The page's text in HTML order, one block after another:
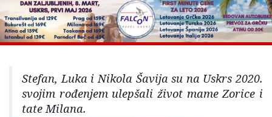
Stefan, Luka i Nikola Šavija su na Uskrs 2020.
svojim rođenjem ulepšali život mame Zorice i
tate Milana.